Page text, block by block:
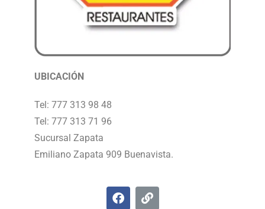
UBICACIÓN
Tel: 777 313 98 48
Tel: 777 313 71 96
Sucursal Zapata
Emiliano Zapata 909 Buenavista.